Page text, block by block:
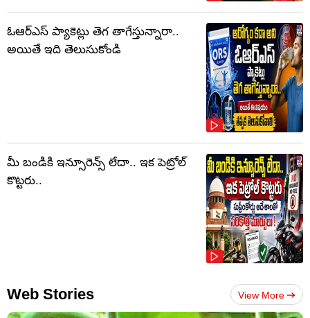
ఓఆర్‌ఎస్‌ ప్యాకెట్లు తెగ తాగేస్తున్నారా..
అయితే ఇది తెలుసుకోండి
మీ బండికి ఇన్సూరెన్స్ లేదా.. ఇక పెట్రోల్
కొట్టరు..
Web Stories View More